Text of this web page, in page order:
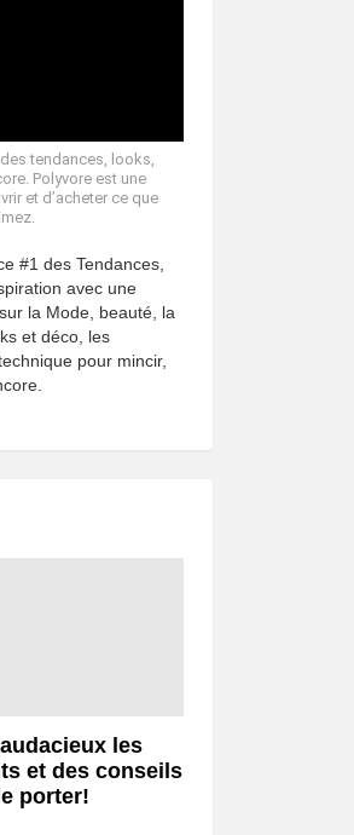
tendances, looks,
Polyvore est une
et d’acheter ce que
#1 des Tendances,
avec une
la Mode, beauté, la
et déco, les
pour mincir,
les
et des conseils
porter!